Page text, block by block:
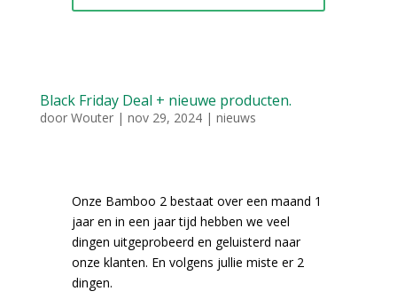
Black Friday Deal + nieuwe producten.
door Wouter| nov 29, 2024| nieuws
Onze Bamboo 2 bestaat over een maand 1
jaar en in een jaar tijd hebben we veel
dingen uitgeprobeerd en geluisterd naar
onze klanten. En volgens jullie miste er 2
dingen.